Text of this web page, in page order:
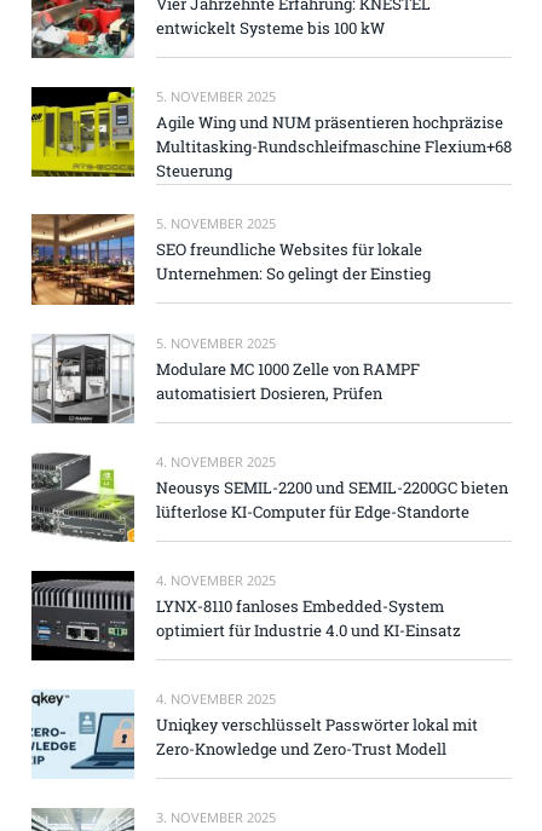
entwickelt Systeme bis 100 kW
5. NOVEMBER 2025
Agile Wing und NUM präsentieren hochpräzise
Multitasking-Rundschleifmaschine Flexium+68
Steuerung
5. NOVEMBER 2025
SEO freundliche Websites für lokale
Unternehmen: So gelingt der Einstieg
5. NOVEMBER 2025
Modulare MC 1000 Zelle von RAMPF
automatisiert Dosieren, Prüfen
4. NOVEMBER 2025
Neousys SEMIL-2200 und SEMIL-2200GC bieten
lüfterlose KI-Computer für Edge-Standorte
4. NOVEMBER 2025
LYNX-8110 fanloses Embedded-System
optimiert für Industrie 4.0 und KI-Einsatz
4. NOVEMBER 2025
Uniqkey verschlüsselt Passwörter lokal mit
Zero-Knowledge und Zero-Trust Modell
3. NOVEMBER 2025